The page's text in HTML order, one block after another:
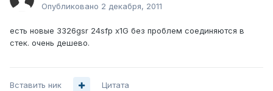
Опубликовано 2 декабря, 2011
есть новые 3326gsr 24sfp x1G без проблем соединяются в
стек. очень дешево.
Вставить ник Цитата